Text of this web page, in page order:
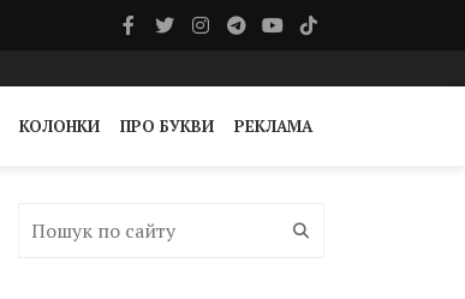
КОЛОНКИ ПРО БУКВИ РЕКЛАМА